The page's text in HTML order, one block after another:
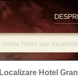
Localizare Hotel